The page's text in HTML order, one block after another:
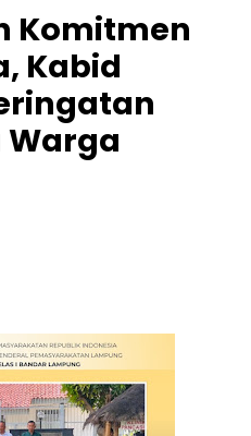
Komitmen
Kabid
Warga